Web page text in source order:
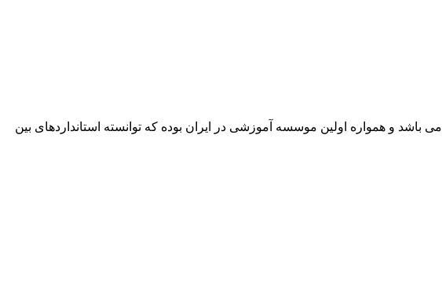
و همواره اولین موسسه آموزشی در ایران بوده که توانسته استانداردهای بین